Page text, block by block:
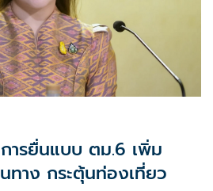
ยื่นแบบ ตม.6 เพิ่ม
ทาง กระตุ้นท่องเที่ยว